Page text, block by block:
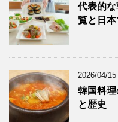
代表的
覧と日
2026/04/15
韓国料
と歴史